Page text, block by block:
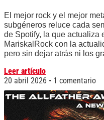
El mejor rock y el mejor
subgéneros reluce cada
de Spotify, la que actualiza
MariskalRock con la
pero sin dejar atrás ni los
Leer artículo
20 abril 2026
1 comentario